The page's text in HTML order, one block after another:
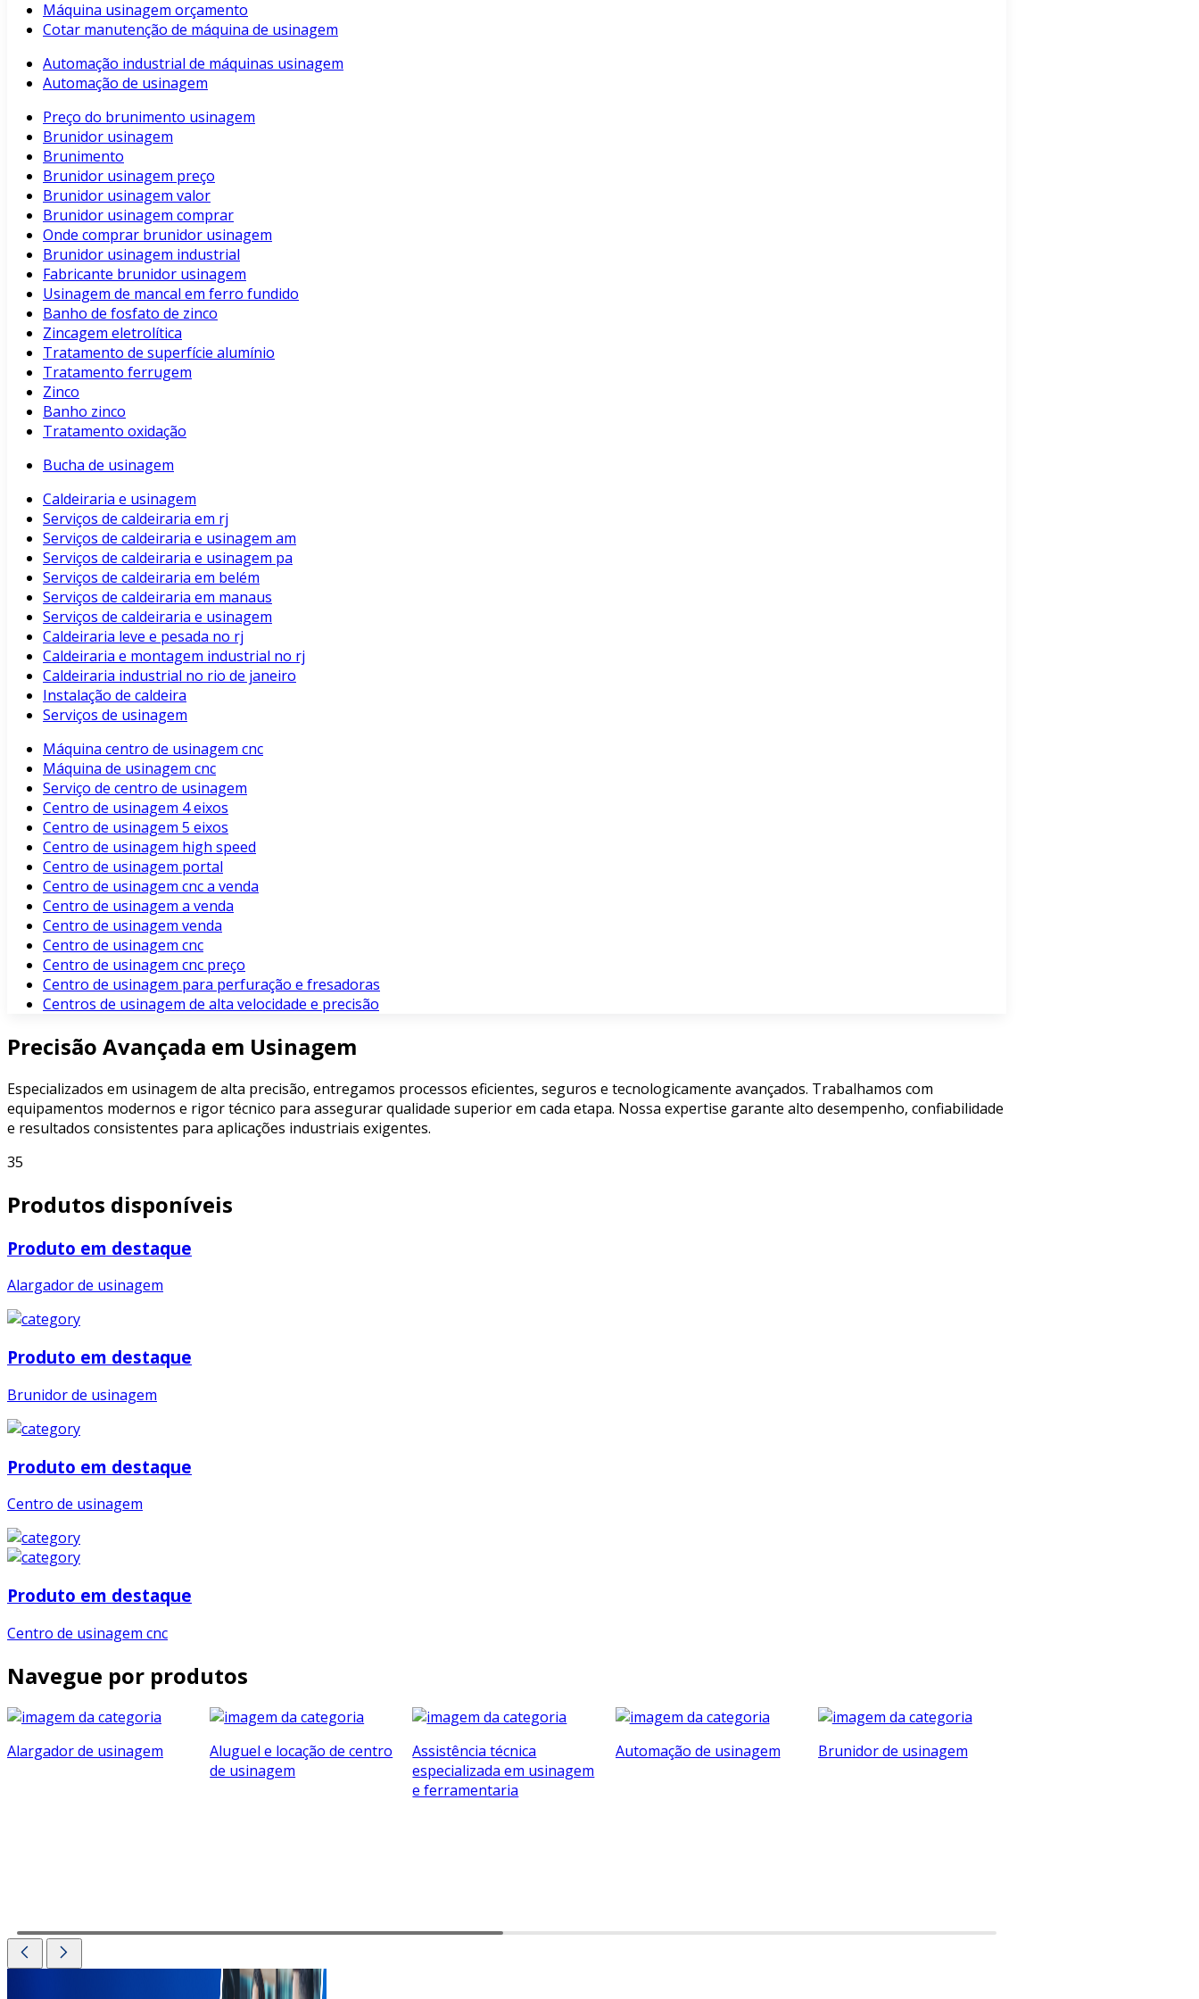
Máquina usinagem orçamento
Cotar manutenção de máquina de usinagem
Automação industrial de máquinas usinagem
Automação de usinagem
Preço do brunimento usinagem
Brunidor usinagem
Brunimento
Brunidor usinagem preço
Brunidor usinagem valor
Brunidor usinagem comprar
Onde comprar brunidor usinagem
Brunidor usinagem industrial
Fabricante brunidor usinagem
Usinagem de mancal em ferro fundido
Banho de fosfato de zinco
Zincagem eletrolítica
Tratamento de superfície alumínio
Tratamento ferrugem
Zinco
Banho zinco
Tratamento oxidação
Bucha de usinagem
Caldeiraria e usinagem
Serviços de caldeiraria em rj
Serviços de caldeiraria e usinagem am
Serviços de caldeiraria e usinagem pa
Serviços de caldeiraria em belém
Serviços de caldeiraria em manaus
Serviços de caldeiraria e usinagem
Caldeiraria leve e pesada no rj
Caldeiraria e montagem industrial no rj
Caldeiraria industrial no rio de janeiro
Instalação de caldeira
Serviços de usinagem
Máquina centro de usinagem cnc
Máquina de usinagem cnc
Serviço de centro de usinagem
Centro de usinagem 4 eixos
Centro de usinagem 5 eixos
Centro de usinagem high speed
Centro de usinagem portal
Centro de usinagem cnc a venda
Centro de usinagem a venda
Centro de usinagem venda
Centro de usinagem cnc
Centro de usinagem cnc preço
Centro de usinagem para perfuração e fresadoras
Centros de usinagem de alta velocidade e precisão
Precisão Avançada em Usinagem
Especializados em usinagem de alta precisão, entregamos processos eficientes, seguros e tecnologicamente avançados. Trabalhamos com
equipamentos modernos e rigor técnico para assegurar qualidade superior em cada etapa. Nossa expertise garante alto desempenho, confiabilidade
e resultados consistentes para aplicações industriais exigentes.
35
Produtos disponíveis
Produto em destaque
Alargador de usinagem
Produto em destaque
Brunidor de usinagem
Produto em destaque
Centro de usinagem
Produto em destaque
Centro de usinagem cnc
Navegue por produtos
Alargador de usinagem
Aluguel e locação de centro
de usinagem
Assistência técnica
especializada em usinagem
e ferramentaria
Automação de usinagem Brunidor de usinagem